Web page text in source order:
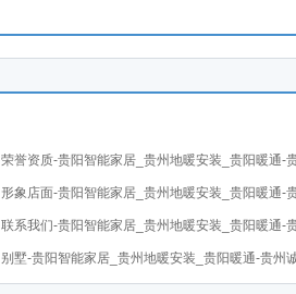
荣誉资质-贵阳智能家居_贵州地暖安装_贵阳暖通-
形象店面-贵阳智能家居_贵州地暖安装_贵阳暖通-
联系我们-贵阳智能家居_贵州地暖安装_贵阳暖通-
别墅-贵阳智能家居_贵州地暖安装_贵阳暖通-贵州